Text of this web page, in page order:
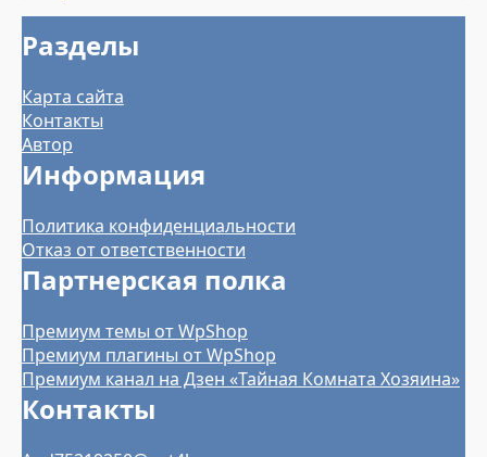
Разделы
Карта сайта
Контакты
Автор
Информация
Политика конфиденциальности
Отказ от ответственности
Партнерская полка
Премиум темы от WpShop
Премиум плагины от WpShop
Премиум канал на Дзен «Тайная Комната Хозяина»
Контакты